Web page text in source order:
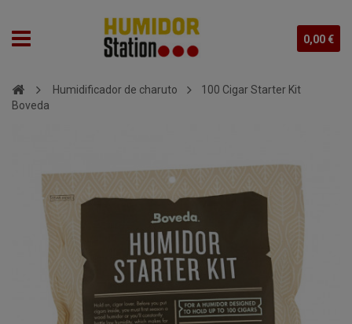
0,00 €
Humidificador de charuto
100 Cigar Starter Kit
Boveda